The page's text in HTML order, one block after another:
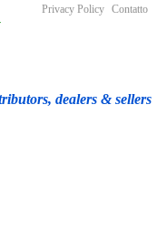
dealers & sellers
Privacy Policy Contatto